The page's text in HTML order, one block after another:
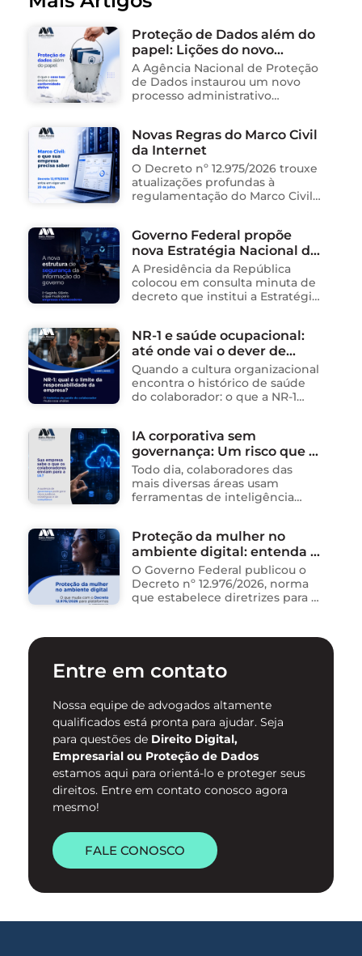
Proteção de Dados além do
papel: Lições do novo
processo sancionador da
ANPD
A Agência Nacional de Proteção
de Dados instaurou um novo
processo administrativo
organização social responsável
pela gestão de unidades
públicas de saúde …
Novas Regras do Marco Civil
da Internet
O Decreto nº 12.975/2026 trouxe
atualizações profundas à
regulamentação do Marco Civil
operações de empresas de
tecnologia no Brasil. Para ajudar
na …
Governo Federal propõe
nova Estratégia Nacional de
Segurança da Informação e
cria sistema integrado de
governança para órgãos
A Presidência da República
colocou em consulta minuta de
decreto que institui a Estratégia
Sistema Integrado de
Segurança da Informação
(SISInfo), estabelecendo …
NR-1 e saúde ocupacional:
até onde vai o dever de
cuidado da empresa?
Quando a cultura organizacional
encontra o histórico de saúde
do colaborador: o que a NR-1
um dos ambientes mais
propícios para …
IA corporativa sem
governança: Um risco que já
está acontecendo
Todo dia, colaboradores das
mais diversas áreas usam
ferramentas de inteligência
dados, redigem e-mails, geram
relatórios. O problema não está
na ferramenta. Está …
Proteção da mulher no
ambiente digital: entenda o
novo Decreto nº 12.976/2026
O Governo Federal publicou o
Decreto nº 12.976/2026, norma
que estabelece diretrizes para a
enfrentamento da violência
digital. …
Entre em contato
Nossa equipe de advogados altamente
qualificados está pronta para ajudar. Seja
para questões de Direito Digital,
Empresarial ou Proteção de Dados
estamos aqui para orientá-lo e proteger seus
direitos. Entre em contato conosco agora
mesmo!
FALE CONOSCO